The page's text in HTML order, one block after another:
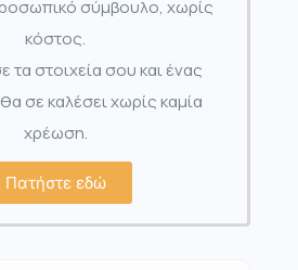
σύμβουλο, χωρίς
κόστος.
στοιχεία σου και ένας
σε καλέσει χωρίς καμία
χρέωση.
Πατήστε εδώ